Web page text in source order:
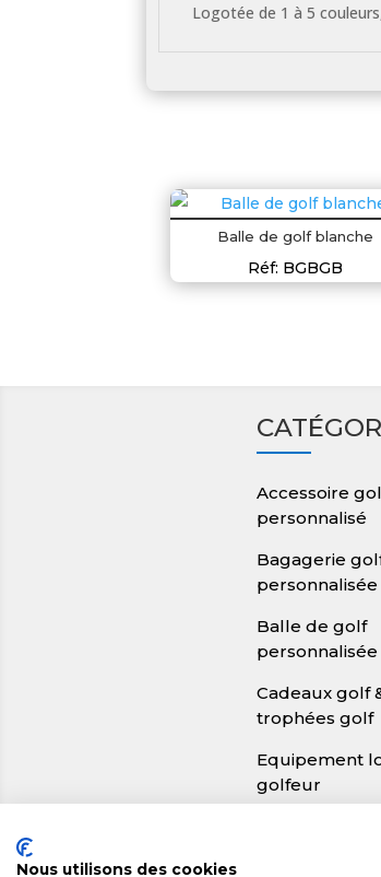
Logotée de 1 à 5
Balle de golf blanche
Réf: BGBGB
Accessoire
personnalisé
Bagagerie
personnalisée
Balle de golf
personnalisée
Cadeaux golf
trophées golf
Equipement
golfeur
Nous utilisons des cookies